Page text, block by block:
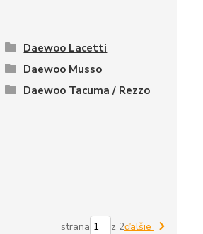
Daewoo Lacetti
Daewoo Musso
Daewoo Tacuma / Rezzo
strana z 2ďalšie